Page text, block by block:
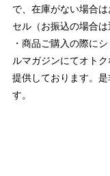
で、在庫がない場合
セル（お振込の場合は
・商品ご購入の際に
ルマガジンにてオト
提供しております。
す。